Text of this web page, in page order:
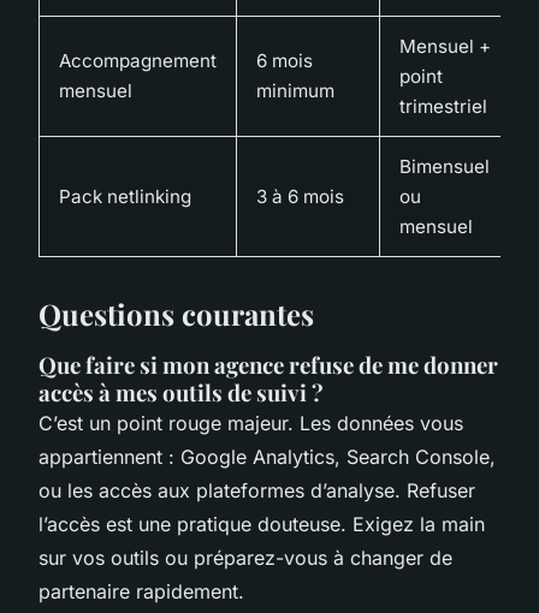
Accompagnement
mensuel
6 mois
minimum
Mensuel +
point
trimestriel
Pack netlinking 3 à 6 mois
Bimensuel
ou
mensuel
Questions courantes
Que faire si mon agence refuse de me donner
accès à mes outils de suivi ?
C’est un point rouge majeur. Les données vous
appartiennent : Google Analytics, Search Console,
ou les accès aux plateformes d’analyse. Refuser
l’accès est une pratique douteuse. Exigez la main
sur vos outils ou préparez-vous à changer de
partenaire rapidement.